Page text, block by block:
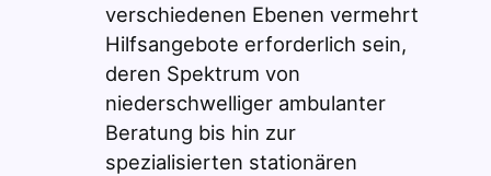
verschiedenen Ebenen vermehrt
Hilfsangebote erforderlich sein,
deren Spektrum von
niederschwelliger ambulanter
Beratung bis hin zur
spezialisierten stationären